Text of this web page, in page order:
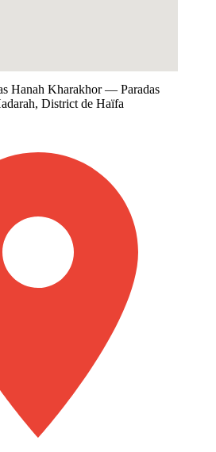
Hanah Kharakhor— Paradas
District de Haïfa